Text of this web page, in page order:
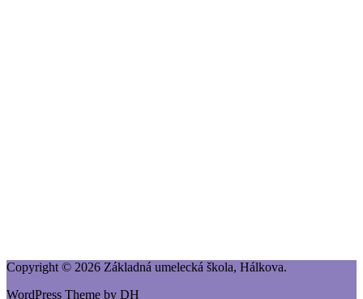
Copyright © 2026 Základná umelecká škola, Hálkova.
WordPress Theme by DH